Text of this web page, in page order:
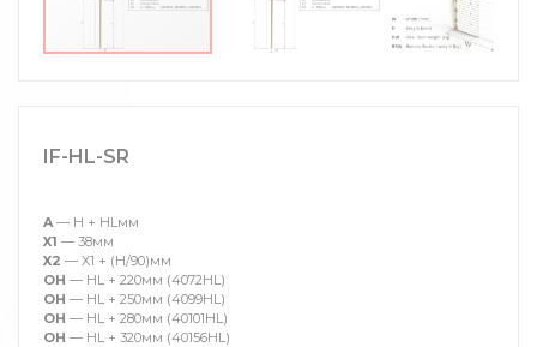
IF-HL-SR
A — H + HLмм
X1 — 38мм
X2 — X1 + (H/90)мм
OH — HL + 220мм (4072HL)
OH — HL + 250мм (4099HL)
OH — HL + 280мм (40101HL)
OH — HL + 320мм (40156HL)